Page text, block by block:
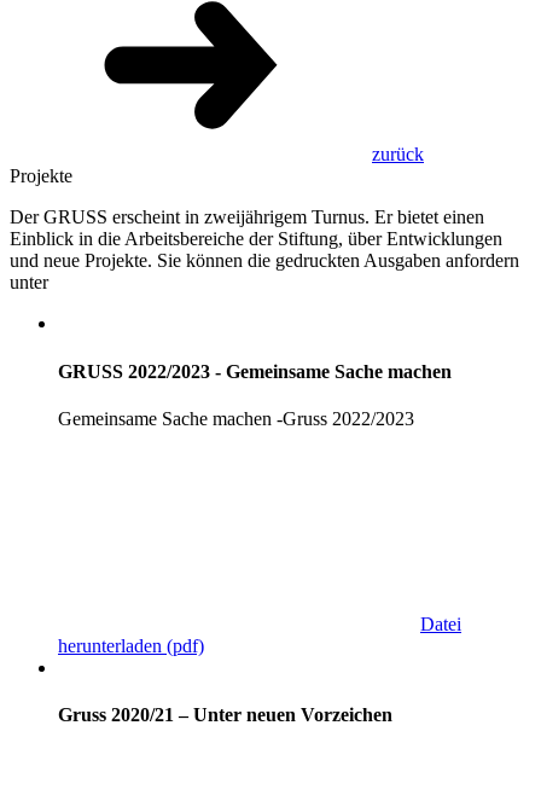
zurück
Projekte
Der GRUSS erscheint in zweijährigem Turnus. Er bietet einen
Einblick in die Arbeitsbereiche der Stiftung, über Entwicklungen
und neue Projekte. Sie können die gedruckten Ausgaben anfordern
unter
GRUSS 2022/2023 - Gemeinsame Sache machen
Gemeinsame Sache machen -Gruss 2022/2023
Datei
herunterladen (pdf)
Gruss 2020/21 – Unter neuen Vorzeichen